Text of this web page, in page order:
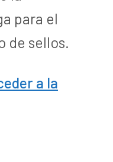
para el
de sellos.
a la